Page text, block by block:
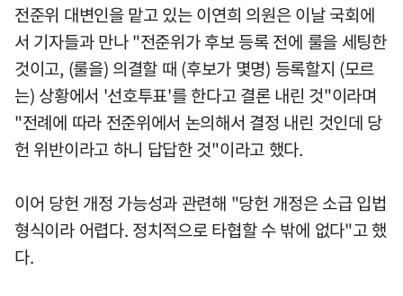
전준위 대변인을 맡고 있는 이연희 의원은 이날 국회에
서 기자들과 만나 "전준위가 후보 등록 전에 룰을 세팅한
것이고, (룰을) 의결할 때 (후보가 몇명) 등록할지 (모르
는) 상황에서 '선호투표'를 한다고 결론 내린 것"이라며
"전례에 따라 전준위에서 논의해서 결정 내린 것인데 당
헌 위반이라고 하니 답답한 것"이라고 했다.
이어 당헌 개정 가능성과 관련해 "당헌 개정은 소급 입법
형식이라 어렵다. 정치적으로 타협할 수 밖에 없다"고 했
다.